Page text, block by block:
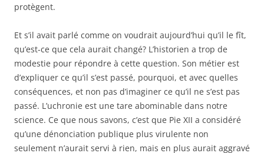
protègent.
Et s’il avait parlé comme on voudrait aujourd’hui qu’il le fît,
qu’est-ce que cela aurait changé? L’historien a trop de
modestie pour répondre à cette question. Son métier est
d’expliquer ce qu’il s’est passé, pourquoi, et avec quelles
conséquences, et non pas d’imaginer ce qu’il ne s’est pas
passé. L’uchronie est une tare abominable dans notre
science. Ce que nous savons, c’est que Pie XII a considéré
qu’une dénonciation publique plus virulente non
seulement n’aurait servi à rien, mais en plus aurait aggravé